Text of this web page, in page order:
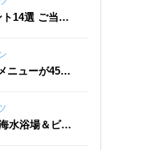
14選 ご当地
ニューが450
水浴場＆ビー